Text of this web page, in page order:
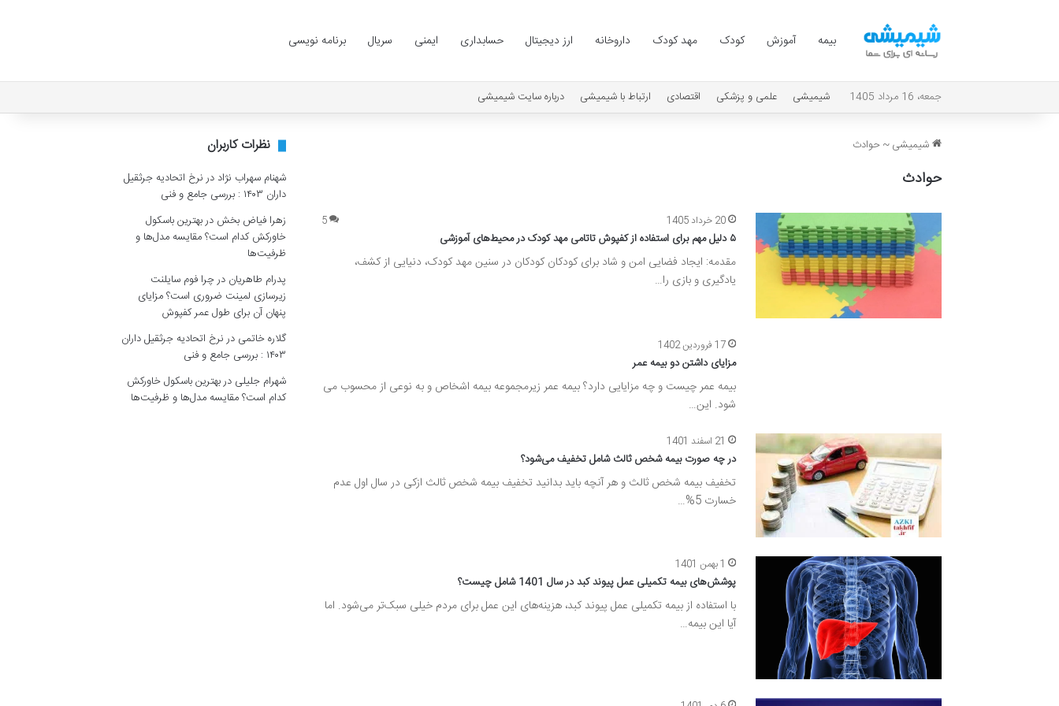
بیمه آموزش کودک مهد کودک داروخانه ارز دیجیتال حسابداری ایمنی سریال برنامه نویسی
جمعه، 16 مرداد 1405 شیمیشی علمی و پزشکی اقتصادی ارتباط با شیمیشی درباره سایت شیمیشی
شیمیشی ~ حوادث
حوادث
20 خرداد 1405 5
۵ دلیل مهم برای استفاده از کفپوش تاتامی مهد کودک در محیط‌های آموزشی
مقدمه: ایجاد فضایی امن و شاد برای کودکان کودکان در سنین مهد کودک، دنیایی از کشف،
یادگیری و بازی را…
17 فروردین 1402
مزایای داشتن دو بیمه عمر
بیمه عمر چیست و چه مزایایی دارد؟ بیمه عمر زیرمجموعه بیمه اشخاص و به نوعی از محسوب می
شود. این…
21 اسفند 1401
در چه صورت بیمه شخص ثالث شامل تخفیف می‌شود؟
تخفیف بیمه شخص ثالث و هر آنچه باید بدانید تخفیف بیمه شخص ثالث ازکی در سال اول عدم
خسارت 5%…
1 بهمن 1401
پوشش‌های بیمه تکمیلی عمل پیوند کبد در سال 1401 شامل چیست؟
با استفاده از بیمه تکمیلی عمل پیوند کبد، هزینه‌های این عمل برای مردم خیلی سبک‌تر می‌شود. اما
آیا این بیمه…
نظرات کاربران
شهنام سهراب نژاد درنرخ اتحادیه جرثقیل
داران ۱۴۰۳ : بررسی جامع و فنی
زهرا فیاض بخش دربهترین باسکول
خاورکش کدام است؟ مقایسه مدل‌ها و
ظرفیت‌ها
پدرام طاهریان درچرا فوم سایلنت
زیرسازی لمینت ضروری است؟ مزایای
پنهان آن برای طول عمر کفپوش
گلاره خاتمی درنرخ اتحادیه جرثقیل داران
۱۴۰۳ : بررسی جامع و فنی
شهرام جلیلی دربهترین باسکول خاورکش
کدام است؟ مقایسه مدل‌ها و ظرفیت‌ها